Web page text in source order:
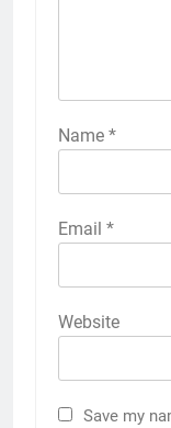
Name *
Email *
Website
Save my